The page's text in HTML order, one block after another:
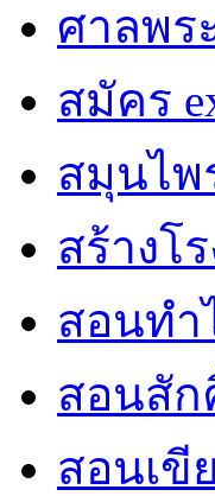
ศาลพร
สมัคร
สมุนไพ
สร้างโ
สอนทำ
สอนสัก
สอนเขี